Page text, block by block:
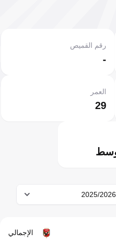
-
رقم القميص
29
العمر
2025/2026
الإجمالي